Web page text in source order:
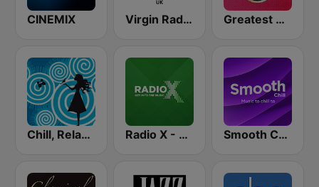
CINEMIX Virgin Radio UK Greatest Hits Radio
Chill, Relaxing, Positive Radio X - London Smooth Chill